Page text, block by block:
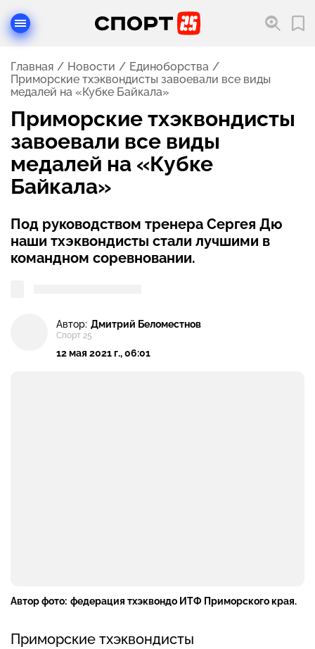
Главная Новости
Единоборства
Приморские тхэквондисты завоевали все виды
медалей на «Кубке Байкала»
Приморские тхэквондисты
завоевали все виды
медалей на «Кубке
Байкала»
Под руководством тренера Сергея Дю
наши тхэквондисты стали лучшими в
командном соревновании.
Автор: Дмитрий Беломестнов
Спорт 25
12 мая 2021 г., 06:01
Автор фото: федерация тхэквондо ИТФ Приморского края.
Приморские тхэквондисты